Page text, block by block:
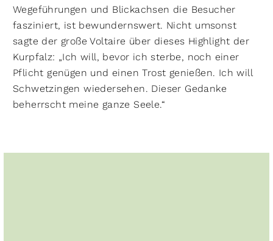
Wegeführungen und Blickachsen die Besucher
fasziniert, ist bewundernswert. Nicht umsonst
sagte der große Voltaire über dieses Highlight der
Kurpfalz: „Ich will, bevor ich sterbe, noch einer
Pflicht genügen und einen Trost genießen. Ich will
Schwetzingen wiedersehen. Dieser Gedanke
beherrscht meine ganze Seele.“